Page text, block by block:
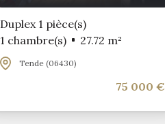
Duplex 1 pièce(s)
1 chambre(s)
27.72 m²
Tende (06430)
75 000 €